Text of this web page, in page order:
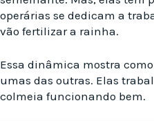
operárias se dedicam a
vão fertilizar a rainha.
Essa dinâmica mostra
umas das outras. Elas
colmeia funcionando bem.